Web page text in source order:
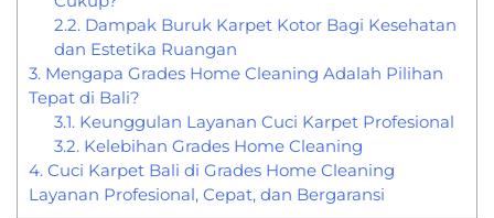
2.2.Dampak Buruk Karpet Kotor Bagi Kesehatan
dan Estetika Ruangan
3. Mengapa Grades Home Cleaning Adalah Pilihan
Tepat di Bali?
3.1.Keunggulan Layanan Cuci Karpet Profesional
3.2.Kelebihan Grades Home Cleaning
4. Cuci Karpet Bali di Grades Home Cleaning
Layanan Profesional, Cepat, dan Bergaransi